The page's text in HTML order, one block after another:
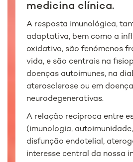
medicina clínica.
A resposta imunológica,
adaptativa, bem como a
oxidativo, são fenómenos
vida, e são centrais na
doenças autoimunes, na
aterosclerose ou em
neurodegenerativas.
A relação recíproca entre
(imunologia,
disfunção endotelial,
interesse central da nossa